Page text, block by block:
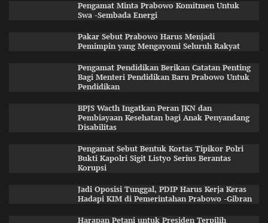
Pengamat Minta Prabowo Komitmen Untuk
Swa -Sembada Energi
Pakar Sebut Prabowo Harus Menjadi
Pemimpin yang Mengayomi Seluruh Rakyat
Pengamat Pendidikan Berikan Catatan Penting
Bagi Menteri Pendidikan Baru Prabowo Untuk
Pendidikan
BPJS Wacth Ingatkan Peran JKN dan
Pembiayaan Kesehatan bagi Anak Penyandang
Disabilitas
Pengamat Sebut Bentuk Kortas Tipikor Polri
Bukti Kapolri Sigit Listyo Serius Berantas
Korupsi
Jadi Oposisi Tunggal, PDIP Harus Kerja Keras
Hadapi KIM di Pemerintahan Prabowo -Gibran
Harapan Petani untuk Presiden Terpilih